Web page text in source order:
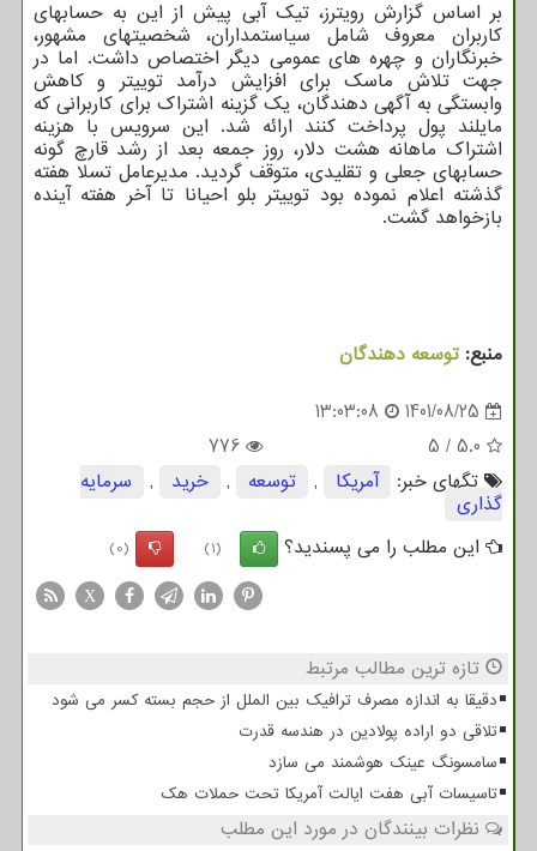
بر اساس گزارش رویترز، تیک آبی پیش از این به حسابهای
کاربران معروف شامل سیاستمداران، شخصیتهای مشهور،
خبرنگاران و چهره های عمومی دیگر اختصاص داشت. اما در
جهت تلاش ماسک برای افزایش درآمد توییتر و کاهش
وابستگی به آگهی دهندگان، یک گزینه اشتراک برای کاربرانی که
مایلند پول پرداخت کنند ارائه شد. این سرویس با هزینه
اشتراک ماهانه هشت دلار، روز جمعه بعد از رشد قارچ گونه
حسابهای جعلی و تقلیدی، متوقف گردید. مدیرعامل تسلا هفته
گذشته اعلام نموده بود توییتر بلو احیانا تا آخر هفته آینده
بازخواهد گشت.
منبع: توسعه دهندگان
1401/08/25
13:03:08
5.0
/
5
776
تگهای خبر:
آمریكا , توسعه , خرید , سرمایه
گذاری
این مطلب را می پسندید؟
(1)
(0)
X
تازه ترین مطالب مرتبط
دقیقا به اندازه مصرف ترافیک بین الملل از حجم بسته کسر می شود
تلاقی دو اراده پولادین در هندسه قدرت
سامسونگ عینک هوشمند می سازد
تاسیسات آبی هفت ایالت آمریکا تحت حملات هک
نظرات بینندگان در مورد این مطلب